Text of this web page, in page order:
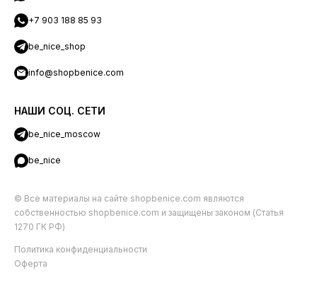
+7 903 188 85 93
be_nice_shop
info@shopbenice.com
НАШИ СОЦ. СЕТИ
be_nice_moscow
be_nice
© Все материалы на сайте shopbenice.com являются
собственностью shopbenice.com и защищены законом (Статья
1270 ГК РФ)
Политика конфиденциальности
Оферта